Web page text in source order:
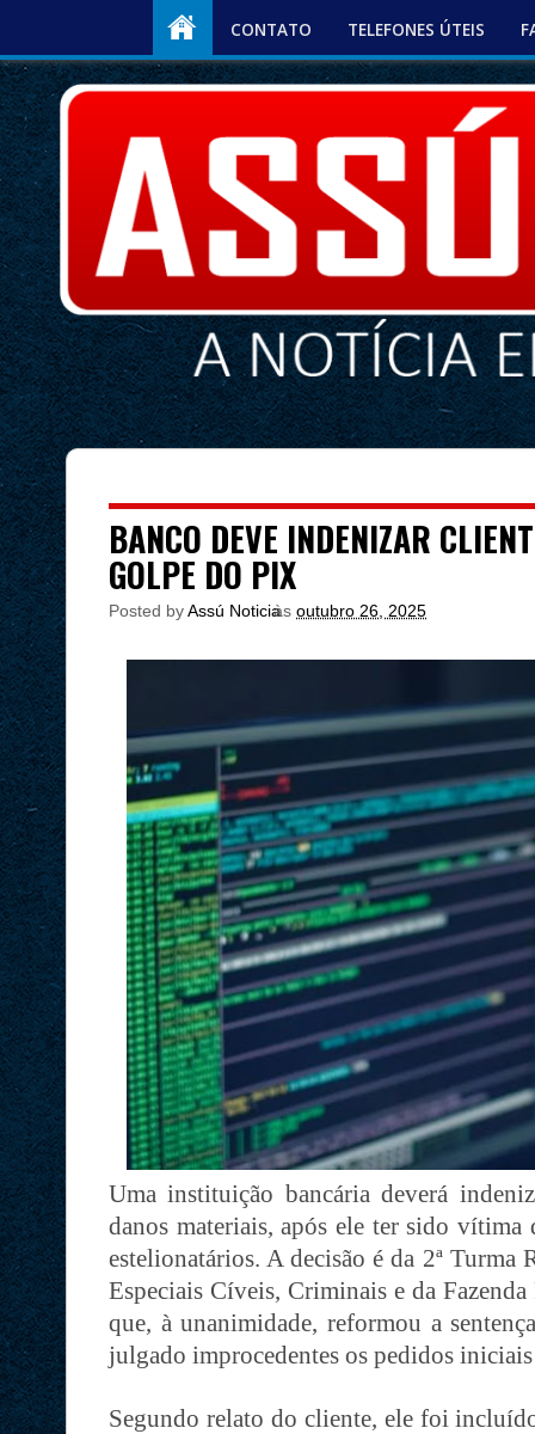
CONTATO TELEFONES ÚTEIS
BANCO DEVE INDENIZAR
GOLPE DO PIX
Posted byAssú Noticia
às outubro 26, 2025
Uma instituição bancária deverá
danos materiais, após ele ter sido
estelionatários. A decisão é da 2ª Turma
Especiais Cíveis, Criminais e da
que, à unanimidade, reformou a
julgado improcedentes os pedidos
Segundo relato do cliente, ele foi